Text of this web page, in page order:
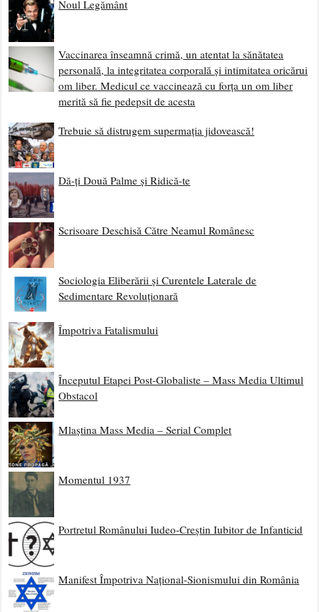
Noul Legământ
Vaccinarea înseamnă crimă, un atentat la sănătatea
personală, la integritatea corporală și intimitatea oricărui
om liber. Medicul ce vaccinează cu forța un om liber
merită să fie pedepsit de acesta
Trebuie să distrugem supermația jidovească!
Dă-ți Două Palme și Ridică-te
Scrisoare Deschisă Către Neamul Românesc
Sociologia Eliberării și Curentele Laterale de
Sedimentare Revoluționară
Împotriva Fatalismului
Începutul Etapei Post-Globaliste – Mass Media Ultimul
Obstacol
Mlaștina Mass Media – Serial Complet
Momentul 1937
Portretul Românului Iudeo-Creștin Iubitor de Infanticid
Manifest Împotriva Național-Sionismului din România